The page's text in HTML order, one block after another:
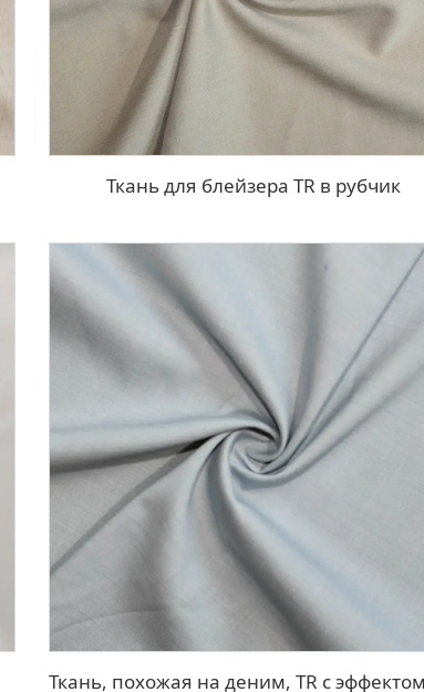
Ткань для блейзера TR в рубчик